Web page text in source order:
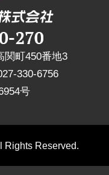
関町450番地3
330-6756
号
Rights Reserved.